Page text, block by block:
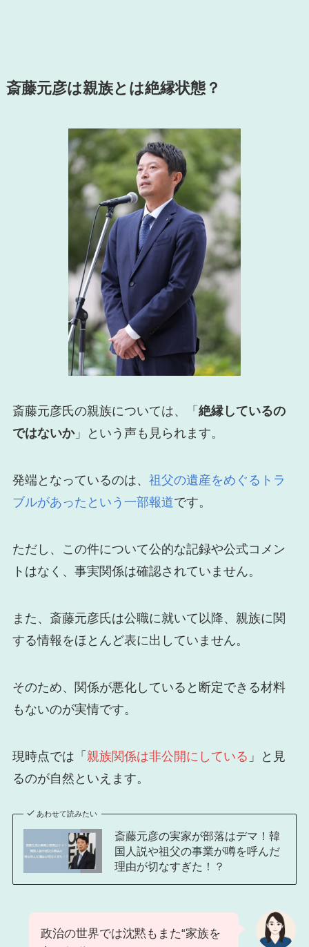
斎藤元彦は親族とは絶縁状態？
斎藤元彦氏の親族については、「 絶縁しているの
ではないか」という声も見られます。
発端となっているのは、 祖父の遺産をめぐるトラ
ブルがあったという一部報道です。
ただし、この件について公的な記録や公式コメン
トはなく、事実関係は確認されていません。
また、斎藤元彦氏は公職に就いて以降、親族に関
する情報をほとんど表に出していません。
そのため、関係が悪化していると断定できる材料
もないのが実情です。
現時点では「 親族関係は非公開にしている 」と見
るのが自然といえます。
あわせて読みたい
斎藤元彦の実家が部落はデマ！韓
国人説や祖父の事業が噂を呼んだ
理由が切なすぎた！？
政治の世界では沈黙もまた“家族を